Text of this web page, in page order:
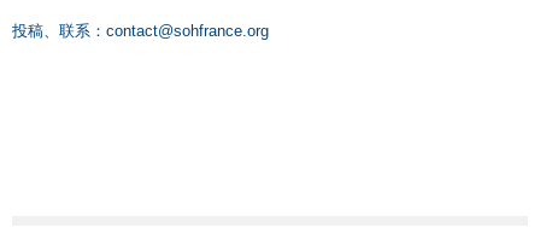
投稿、联系： contact@sohfrance.org